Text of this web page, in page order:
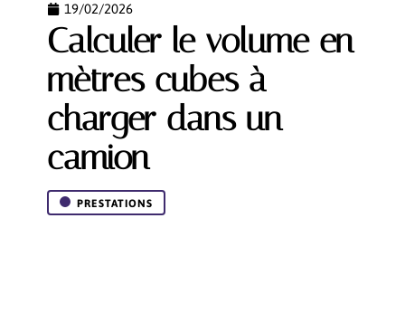
19/02/2026
Calculer le volume en
mètres cubes à
charger dans un
camion
PRESTATIONS